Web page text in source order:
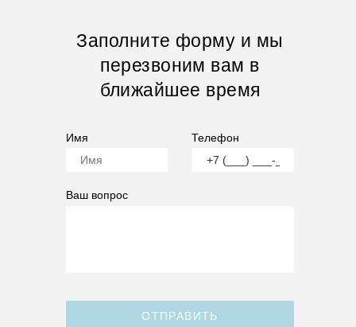
Заполните форму и мы
перезвоним вам в
ближайшее время
Имя Телефон
Ваш вопрос
ОТПРАВИТЬ